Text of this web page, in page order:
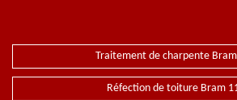
Traitement de charpente
Réfection de toiture Bram